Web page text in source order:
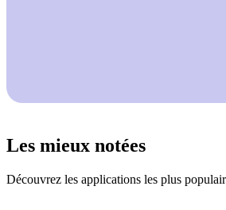
Les mieux notées
Découvrez les applications les plus